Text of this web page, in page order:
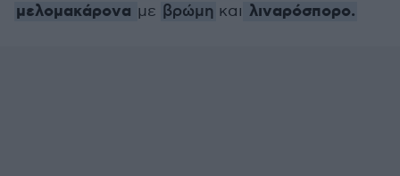
μελομακάρονα με βρώμη και λιναρόσπορο.